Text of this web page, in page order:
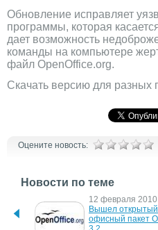
Обновление исправляет
программы, которая
дает возможность
команды на компьютере
файл OpenOffice.org.
Скачать версию для
Оцените новость:
Новости по теме
12 февраля 2010
Вышел открытый
офисный пакет